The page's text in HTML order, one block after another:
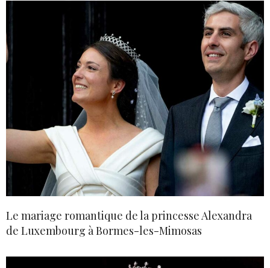
Le mariage romantique de la princesse Alexandra
de Luxembourg à Bormes-les-Mimosas